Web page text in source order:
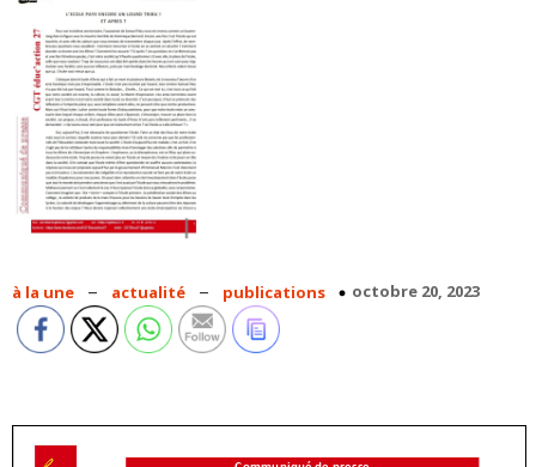
à la une – actualité – publications octobre 20, 2023